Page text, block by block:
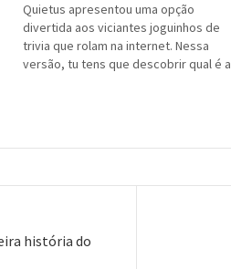
Quietus apresentou uma opção
divertida aos viciantes joguinhos de
trivia que rolam na internet. Nessa
versão, tu tens que descobrir qual é a
história do